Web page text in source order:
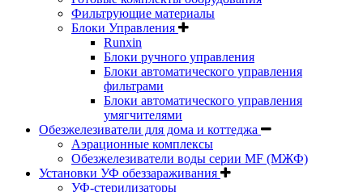
Фильтрующие материалы
Блоки Управления
Runxin
Блоки ручного управления
Блоки автоматического управления
фильтрами
Блоки автоматического управления
умягчителями
Обезжелезиватели для дома и коттеджа
Аэрационные комплексы
Обезжелезиватели воды серии MF (МЖФ)
Установки УФ обеззараживания
УФ-стерилизаторы